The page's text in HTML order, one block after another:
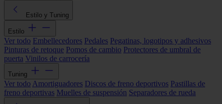
Estilo y Tuning
Estilo
Ver todo Embellecedores Pedales Pegatinas, logotipos y adhesivos
Pinturas de retoque Pomos de cambio Protectores de umbral de
puerta Vinilos de carrocería
Tuning
Ver todo Amortiguadores Discos de freno deportivos Pastillas de
freno deportivas Muelles de suspensión Separadores de rueda